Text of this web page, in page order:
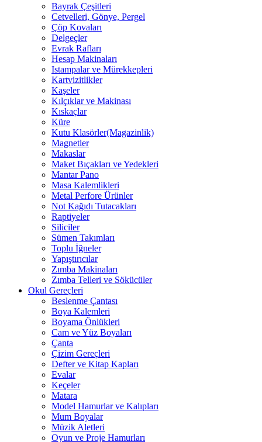
Bayrak Çeşitleri
Cetvelleri, Gönye, Pergel
Çöp Kovaları
Delgeçler
Evrak Rafları
Hesap Makinaları
Istampalar ve Mürekkepleri
Kartvizitlikler
Kaşeler
Kılçıklar ve Makinası
Kıskaçlar
Küre
Kutu Klasörler(Magazinlik)
Magnetler
Makaslar
Maket Bıçakları ve Yedekleri
Mantar Pano
Masa Kalemlikleri
Metal Perfore Ürünler
Not Kağıdı Tutacakları
Raptiyeler
Siliciler
Sümen Takımları
Toplu İğneler
Yapıştırıcılar
Zımba Makinaları
Zımba Telleri ve Sökücüler
Okul Gereçleri
Beslenme Çantası
Boya Kalemleri
Boyama Önlükleri
Cam ve Yüz Boyaları
Çanta
Çizim Gereçleri
Defter ve Kitap Kapları
Evalar
Keçeler
Matara
Model Hamurlar ve Kalıpları
Mum Boyalar
Müzik Aletleri
Oyun ve Proje Hamurları